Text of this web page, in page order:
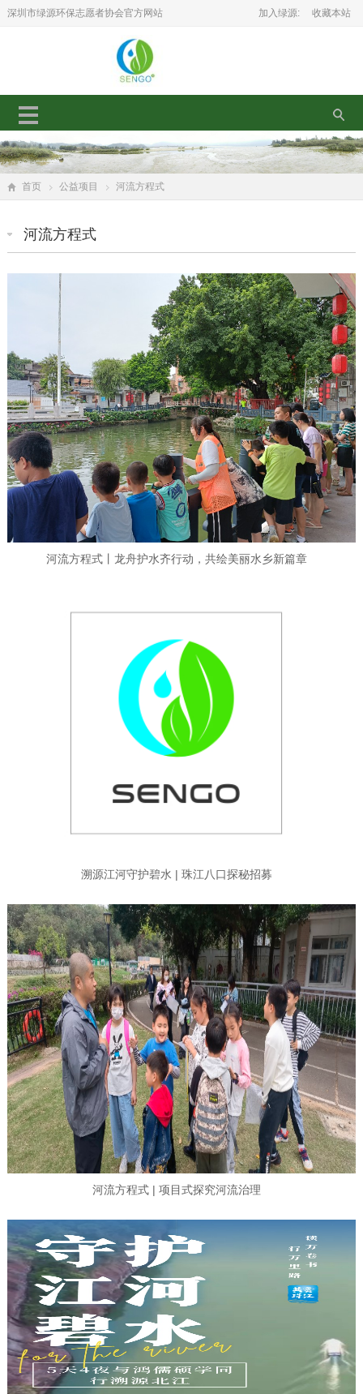
深圳市绿源环保志愿者协会官方网站 加入绿源: 收藏本站
首页 公益项目 河流方程式
河流方程式
河流方程式丨龙舟护水齐行动，共绘美丽水乡新篇章
溯源江河守护碧水 | 珠江八口探秘招募
河流方程式 | 项目式探究河流治理